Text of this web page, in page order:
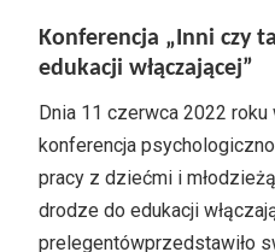
Konferencja „Inni czy
edukacji włączającej”
Dnia 11 czerwca 2022 roku
konferencja
pracy z dziećmi i
drodze do edukacji
prelegentówprzedstawiło